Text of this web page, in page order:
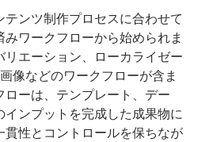
テンツ制作プロセスに合わせて
ワークフローから始められま
リエーション、ローカライゼー
像などのワークフローが含ま
ローは、テンプレート、デー
インプットを完成した成果物に
貫性とコントロールを保ちなが